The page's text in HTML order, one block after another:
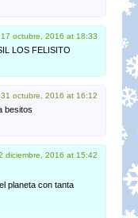
17 octubre, 2016 at 18:33
LOS FELISITO
31 octubre, 2016 at 16:12
besitos
diciembre, 2016 at 15:42
planeta con tanta